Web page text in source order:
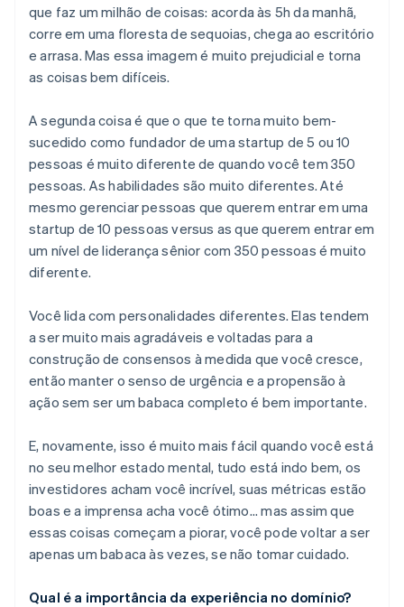
que faz um milhão de coisas: acorda às 5h da manhã,
corre em uma floresta de sequoias, chega ao escritório
e arrasa. Mas essa imagem é muito prejudicial e torna
as coisas bem difíceis.
A segunda coisa é que o que te torna muito bem-
sucedido como fundador de uma startup de 5 ou 10
pessoas é muito diferente de quando você tem 350
pessoas. As habilidades são muito diferentes. Até
mesmo gerenciar pessoas que querem entrar em uma
startup de 10 pessoas versus as que querem entrar em
um nível de liderança sênior com 350 pessoas é muito
diferente.
Você lida com personalidades diferentes. Elas tendem
a ser muito mais agradáveis e voltadas para a
construção de consensos à medida que você cresce,
então manter o senso de urgência e a propensão à
ação sem ser um babaca completo é bem importante.
E, novamente, isso é muito mais fácil quando você está
no seu melhor estado mental, tudo está indo bem, os
investidores acham você incrível, suas métricas estão
boas e a imprensa acha você ótimo... mas assim que
essas coisas começam a piorar, você pode voltar a ser
apenas um babaca às vezes, se não tomar cuidado.
Qual é a importância da experiência no domínio?